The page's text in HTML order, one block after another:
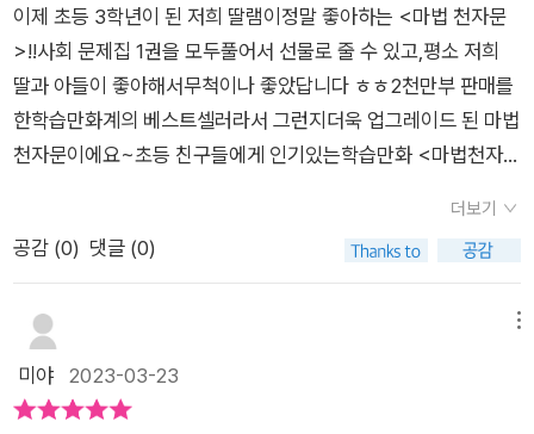
현실 기술(AR)을 체험할 수 있는데요. 24개 유형의 퀴즈를 풀면
서 한자를 정확하게 알 수 있어 좋더라고요. 책에 나오는 한자를
활용한 필수 어휘도 따로 정리해둬도 좋네요. 이야기가 끝나고 실
전 테스트를 풀고 한자를 따라 쓰는 문제도 나와요. 구성이 알차
네요.​​​​​​​​​출판사에서 도서를 제공받아 읽은 후 작성한 리뷰입니다.
종종 읽어보면 좋을 듯하다.<저학년 서평> 이 책을 읽고 어떤
생각을 하였냐면 손오공이 삼장과 만났는데 손오공이 삼장을 기
억하지 못해 놀랐다. 이 책은 우리 같은 아이들이 한자 공부하기
좋은 책이다. 왜냐하면 만화로 되어 있어 읽기 좋아서이다.<고학
년 서평> 손오공과 시엔이 가면 리더에게 생각보다 쉽게 당해
서 놀랐다. 가면 리더가 능력을 흡수해서 신기했다. 가면 리더가
손오공한테 무엇을 넣었는지 정체는 무엇인지 궁금하다. 손오공
낀 감정이 무엇인지 알 것 같다. 이 책은 한자를 배우고 싶지만 어
려운 그런 친구에게 추천하고 싶다.신호(信號) - 서로의 생각을
알리기 위해 미리 정해 놓은 일정한 표시p.38유비무환(有備無
患) - 미리 준비되어 있으면 걱정할 것이 없음.p.74리더들은 대
이제 초등 3학년이 된 저희 딸램이정말 좋아하는 <마법 천자문
>!!​사회 문제집 1권을 모두풀어서 선물로 줄 수 있고,​평소 저희
딸과 아들이 좋아해서무척이나 좋았답니다 ㅎㅎ​2천만부 판매를
한학습만화계의 베스트셀러라서 그런지더욱 업그레이드 된 마법
천자문이에요~​​​​​초등 친구들에게 인기있는학습만화 <마법천자문
하는사자성어들을 재밌게 익힐 수 있는 점이 좋았어요​물론 글밥
책이 무척 좋지만,만화의 장점인​글로 익히는 것보다빠르게 배울
도 맨 처음 10권까지의줄거리만 알고 있었다가​오랜만에 읽어보
니앞내용을 꼼꼼히 알고 읽어봐야 겠어요~​시엔을 포함한 오공과
등장인물들이자신들의 능력으로거대 지네 괴물을 무찌를 수 있
더보기
공감 (0) 댓글 (0)
미야 2023-03-23